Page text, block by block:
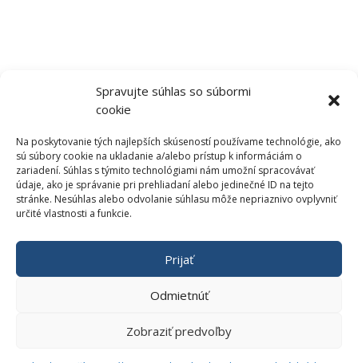
Spravujte súhlas so súbormi
cookie
Na poskytovanie tých najlepších skúseností používame technológie, ako
sú súbory cookie na ukladanie a/alebo prístup k informáciám o
zariadení. Súhlas s týmito technológiami nám umožní spracovávať
údaje, ako je správanie pri prehliadaní alebo jedinečné ID na tejto
stránke. Nesúhlas alebo odvolanie súhlasu môže nepriaznivo ovplyvniť
určité vlastnosti a funkcie.
Prijať
Odmietnúť
Zobraziť predvoľby
Vašu e-mailovú adresu:
Hlásenie o úspešnom vykonaní
Prihlásiť sa na odber